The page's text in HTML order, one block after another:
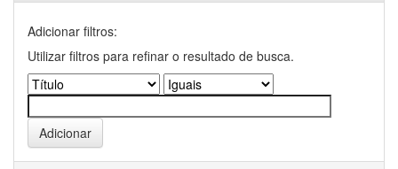
Adicionar filtros:
Utilizar filtros para refinar o resultado de busca.